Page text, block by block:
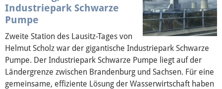
Industriepark Schwarze
Pumpe
Zweite Station des Lausitz-Tages von
Helmut Scholz war der gigantische Industriepark Schwarze
Pumpe. Der Industriepark Schwarze Pumpe liegt auf der
Ländergrenze zwischen Brandenburg und Sachsen. Für eine
gemeinsame, effiziente Lösung der Wasserwirtschaft haben